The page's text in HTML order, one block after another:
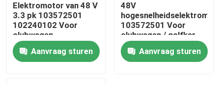
Huis
Producten
Elektromotor van 48 V
3.3 pk 103572501
102240102 Voor
clubwagen
Aanvraag sturen
48V
103572501 Voor
clubwagen / golfkar
Aanvraag sturen